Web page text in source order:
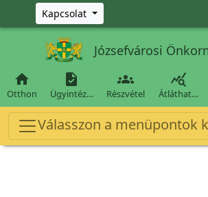
Ugrás a fő tartalomra
Kapcsolat
Józsefvárosi

Otthon

Ügyintéz…

Részvétel

Átláthat…
Válasszon a menüpontok